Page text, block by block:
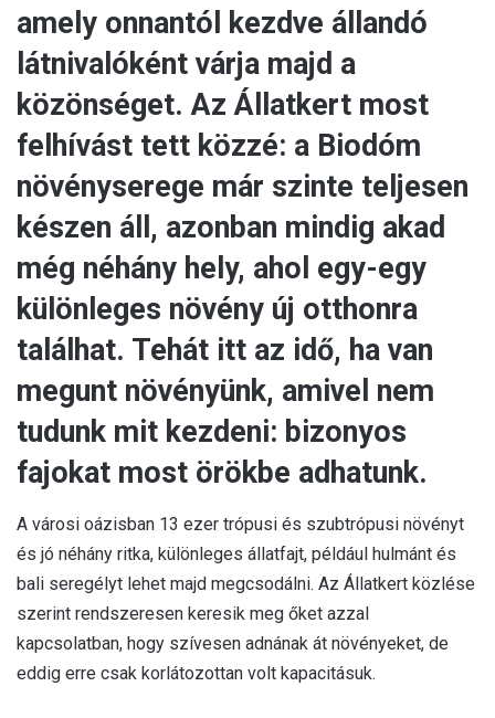
amely onnantól kezdve állandó
látnivalóként várja majd a
közönséget. Az Állatkert most
felhívást tett közzé: a Biodóm
növényserege már szinte teljesen
készen áll, azonban mindig akad
még néhány hely, ahol egy-egy
különleges növény új otthonra
találhat. Tehát itt az idő, ha van
megunt növényünk, amivel nem
tudunk mit kezdeni: bizonyos
fajokat most örökbe adhatunk.
A városi oázisban 13 ezer trópusi és szubtrópusi növényt
és jó néhány ritka, különleges állatfajt, például hulmánt és
bali seregélyt lehet majd megcsodálni. Az Állatkert közlése
szerint rendszeresen keresik meg őket azzal
kapcsolatban, hogy szívesen adnának át növényeket, de
eddig erre csak korlátozottan volt kapacitásuk.